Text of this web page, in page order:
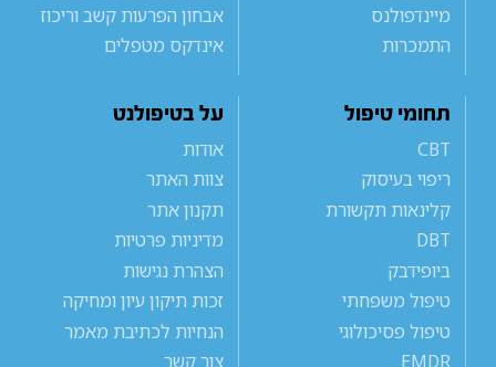
מיינדפולנס
התמכרות
אבחון הפרעות קשב וריכוז
אינדקס מטפלים
תחומי טיפול
CBT
ריפוי בעיסוק
קלינאות תקשורת
DBT
ביופידבק
טיפול משפחתי
טיפול פסיכולוגי
EMDR
על בטיפולנט
אודות
צוות האתר
תקנון אתר
מדיניות פרטיות
הצהרת נגישות
זכות תיקון עיון ומחיקה
הנחיות לכתיבת מאמר
צור קשר